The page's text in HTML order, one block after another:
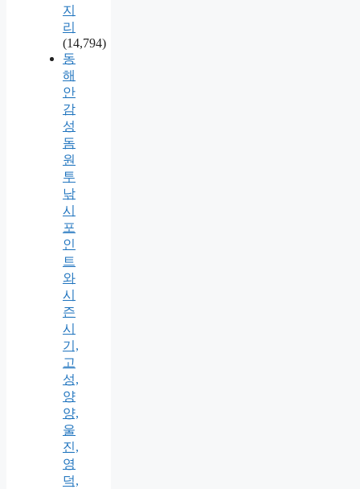
지
리
(14,794)
동
해
안
감
성
돔
원
투
낚
시
포
인
트
와
시
즌
시
기,
고
성,
양
양,
울
진,
영
덕,